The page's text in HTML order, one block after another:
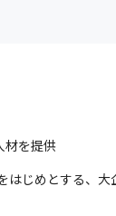
材を提供
じめとする、大